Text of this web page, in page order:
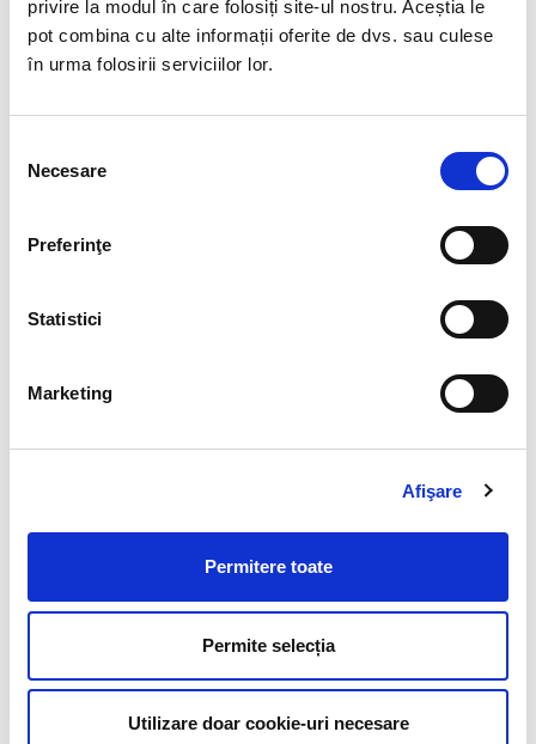
privire la modul în care folosiți site-ul nostru. Aceștia le
pot combina cu alte informații oferite de dvs. sau culese
în urma folosirii serviciilor lor.
consimțământului
Necesare
Preferinţe
Statistici
Marketing
Afişare
Permitere toate
Permite selecția
Utilizare doar cookie-uri necesare